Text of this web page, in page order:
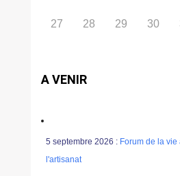
27 28 29 30
A VENIR
5 septembre 2026 : Forum de la
l'artisanat